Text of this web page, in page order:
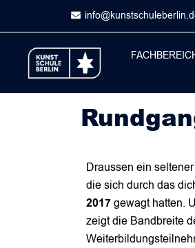
content
Draussen ein
die sich durch das
2017gewagt hatten.
zeigt die Bandbreite